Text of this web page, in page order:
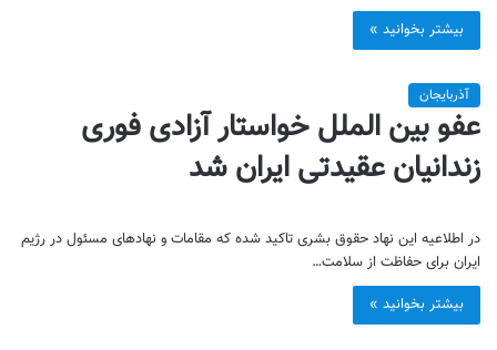
بیشتر بخوانید »
آذربایجان
عفو بین الملل خواستار آزادی فوری
زندانیان عقیدتی ایران شد
در اطلاعیه این نهاد حقوق بشری تاکید شده که مقامات و نهادهای مسئول در رژیم
ایران برای حفاظت از سلامت…
بیشتر بخوانید »